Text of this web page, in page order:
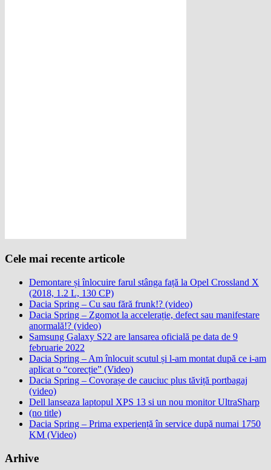
Cele mai recente articole
Demontare și înlocuire farul stânga față la Opel Crossland X
(2018, 1.2 L, 130 CP)
Dacia Spring – Cu sau fără frunk!? (video)
Dacia Spring – Zgomot la accelerație, defect sau manifestare
anormală!? (video)
Samsung Galaxy S22 are lansarea oficială pe data de 9
februarie 2022
Dacia Spring – Am înlocuit scutul și l-am montat după ce i-am
aplicat o “corecție” (Video)
Dacia Spring – Covorașe de cauciuc plus tăviță portbagaj
(video)
Dell lanseaza laptopul XPS 13 si un nou monitor UltraSharp
(no title)
Dacia Spring – Prima experiență în service după numai 1750
KM (Video)
Arhive